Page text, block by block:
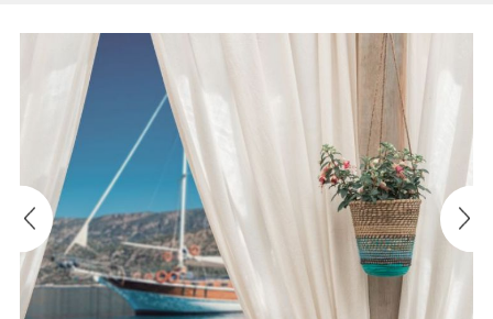
Почивки с тръгване от Варна
Лято 2026
Най-търсени оферти
Круизи
Уикенд програми